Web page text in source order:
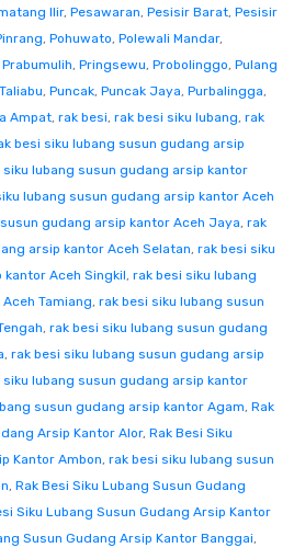
Ilir, Pesawaran, Pesisir Barat, Pesisir
, Pohuwato, Polewali Mandar,
Prabumulih, Pringsewu, Probolinggo, Pulang
, Puncak, Puncak Jaya, Purbalingga,
Ampat, rak besi, rak besi siku lubang, rak
besi siku lubang susun gudang arsip
siku lubang susun gudang arsip kantor
lubang susun gudang arsip kantor Aceh
gudang arsip kantor Aceh Jaya, rak
arsip kantor Aceh Selatan, rak besi siku
Aceh Singkil, rak besi siku lubang
Tamiang, rak besi siku lubang susun
, rak besi siku lubang susun gudang
, rak besi siku lubang susun gudang arsip
siku lubang susun gudang arsip kantor
susun gudang arsip kantor Agam, Rak
Arsip Kantor Alor, Rak Besi Siku
Kantor Ambon, rak besi siku lubang susun
, Rak Besi Siku Lubang Susun Gudang
Siku Lubang Susun Gudang Arsip Kantor
Susun Gudang Arsip Kantor Banggai,